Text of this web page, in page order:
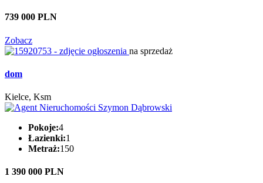
739 000 PLN
Zobacz
na sprzedaż
dom
Kielce, Ksm
Pokoje:4
Łazienki:1
Metraż:150
1 390 000 PLN